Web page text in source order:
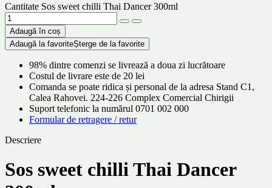
Cantitate Sos sweet chilli Thai Dancer 300ml
Adaugă în coș
Adaugă la favoriteȘterge de la favorite
98% dintre comenzi se livrează a doua zi lucrătoare
Costul de livrare este de 20 lei
Comanda se poate ridica și personal de la adresa Stand C1,
Calea Rahovei. 224-226 Complex Comercial Chirigii
Suport telefonic la numărul 0701 002 000
Formular de retragere / retur
Descriere
Sos sweet chilli Thai Dancer